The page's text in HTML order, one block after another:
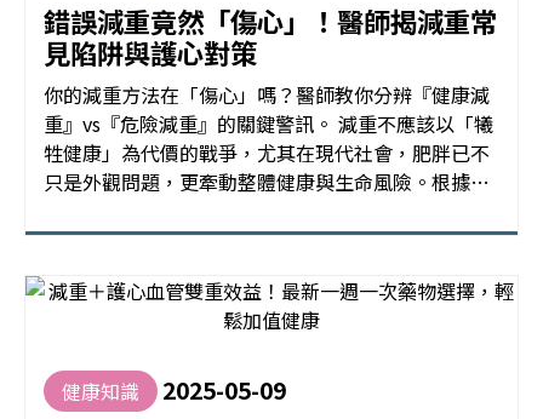
錯誤減重竟然「傷心」！醫師揭減重常
見陷阱與護心對策
你的減重方法在「傷心」嗎？醫師教你分辨『健康減
重』vs『危險減重』的關鍵警訊。 減重不應該以「犧
牲健康」為代價的戰爭，尤其在現代社會，肥胖已不
只是外觀問題，更牽動整體健康與生命風險。根據統
(1)，與肥胖相關的死亡中，約7成是由心血管疾病引
究診所家醫科醫師吳婉華醫師表示，面對這樣的數
健康知識 2025-05-09